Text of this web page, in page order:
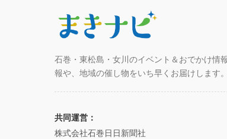
石巻・東松島・女川のイベント＆おでかけ情
報や、地域の催し物をいち早くお届けします。
共同運営：
株式会社石巻日日新聞社